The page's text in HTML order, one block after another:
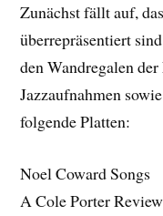
Zunächst fällt auf,
überrepräsentiert
den Wandregalen
Jazzaufnahmen
folgende Platten:
Noel Coward Songs
A Cole Porter Review